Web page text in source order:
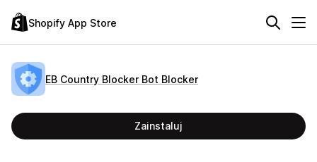
Shopify App Store
EB Country Blocker Bot Blocker
Zainstaluj